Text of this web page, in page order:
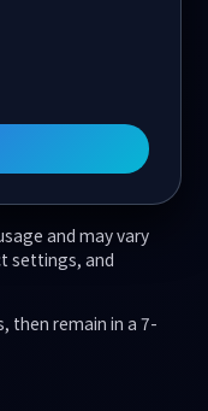
and may vary
settings, and
then remain in a 7-